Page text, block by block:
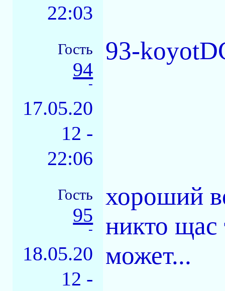
22:03
Гость
94
-
17.05.20
12 -
22:06
93-
Гость
95
-
18.05.20
12 -
хороший
никто щас
может...